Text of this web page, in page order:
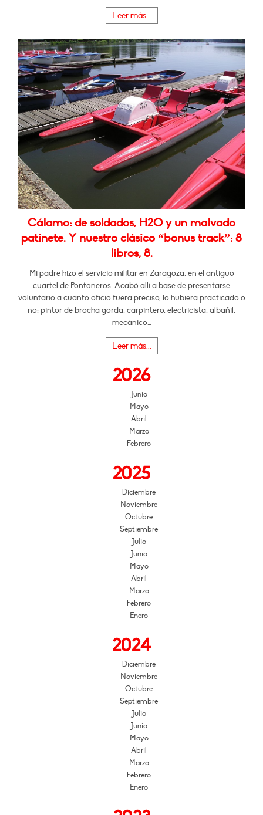
Leer más...
Cálamo: de soldados, H2O y un malvado
patinete. Y nuestro clásico “bonus track”: 8
libros, 8.
Mi padre hizo el servicio militar en Zaragoza, en el antiguo
cuartel de Pontoneros. Acabó allí a base de presentarse
voluntario a cuanto oficio fuera preciso, lo hubiera practicado o
no: pintor de brocha gorda, carpintero, electricista, albañil,
mecánico…
Leer más...
2026
Junio
Mayo
Abril
Marzo
Febrero
2025
Diciembre
Noviembre
Octubre
Septiembre
Julio
Junio
Mayo
Abril
Marzo
Febrero
Enero
2024
Diciembre
Noviembre
Octubre
Septiembre
Julio
Junio
Mayo
Abril
Marzo
Febrero
Enero